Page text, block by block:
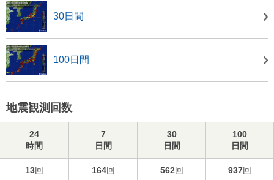
30日間
100日間
地震観測回数
24
時間
7
日間
30
日間
100
日間
13回 164回 562回 937回